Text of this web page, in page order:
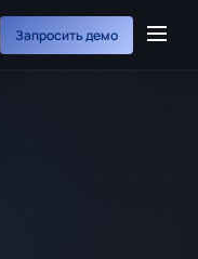
Запросить демо